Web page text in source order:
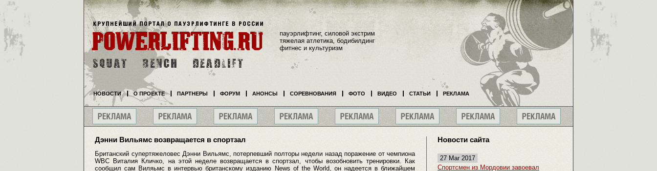
Дэнни Вильямс возвращается в спортзал
Британский супертяжеловес Дэнни Вильямс, потерпевший полторы недели назад поражение от чемпиона
WBC Виталия Кличко, на этой неделе возвращается в спортзал, чтобы возобновить тренировки. Как
сообщил сам Виляьмс в интервью британскому изданию News of the World, он надеется в ближайшем
Новости сайта
27 Mar 2017
Спортсмен из Мордовии завоевал
пауэрлифтинг, силовой экстрим
тяжелая атлетика, бодибилдинг
фитнес и культуризм
НОВОСТИ О ПРОЕКТЕ ПАРТНЕРЫ ФОРУМ АНОНСЫ СОРЕВНОВАНИЯ ФОТО ВИДЕО СТАТЬИ РЕКЛАМА